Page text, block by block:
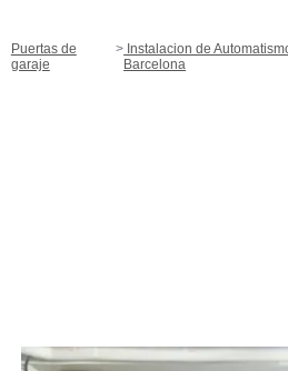
Puertas de
garaje
Instalacion de
Barcelona